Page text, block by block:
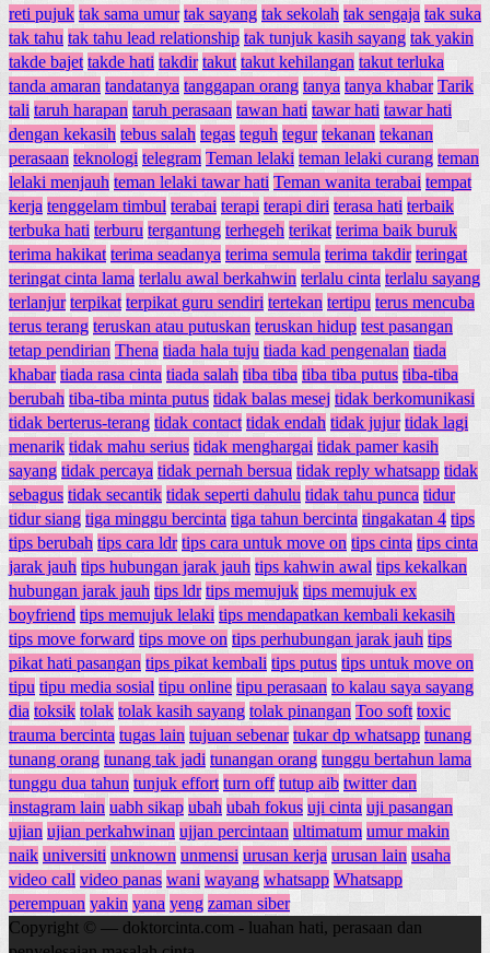
reti pujuk tak sama umur tak sayang tak sekolah tak sengaja tak suka
tak tahu tak tahu lead relationship tak tunjuk kasih sayang tak yakin
takde bajet takde hati takdir takut takut kehilangan takut terluka
tanda amaran tandatanya tanggapan orang tanya tanya khabar Tarik
tali taruh harapan taruh perasaan tawan hati tawar hati tawar hati
dengan kekasih tebus salah tegas teguh tegur tekanan tekanan
perasaan teknologi telegram Teman lelaki teman lelaki curang teman
lelaki menjauh teman lelaki tawar hati Teman wanita terabai tempat
kerja tenggelam timbul terabai terapi terapi diri terasa hati terbaik
terbuka hati terburu tergantung terhegeh terikat terima baik buruk
terima hakikat terima seadanya terima semula terima takdir teringat
teringat cinta lama terlalu awal berkahwin terlalu cinta terlalu sayang
terlanjur terpikat terpikat guru sendiri tertekan tertipu terus mencuba
terus terang teruskan atau putuskan teruskan hidup test pasangan
tetap pendirian Thena tiada hala tuju tiada kad pengenalan tiada
khabar tiada rasa cinta tiada salah tiba tiba tiba tiba putus tiba-tiba
berubah tiba-tiba minta putus tidak balas mesej tidak berkomunikasi
tidak berterus-terang tidak contact tidak endah tidak jujur tidak lagi
menarik tidak mahu serius tidak menghargai tidak pamer kasih
sayang tidak percaya tidak pernah bersua tidak reply whatsapp tidak
sebagus tidak secantik tidak seperti dahulu tidak tahu punca tidur
tidur siang tiga minggu bercinta tiga tahun bercinta tingakatan 4 tips
tips berubah tips cara ldr tips cara untuk move on tips cinta tips cinta
jarak jauh tips hubungan jarak jauh tips kahwin awal tips kekalkan
hubungan jarak jauh tips ldr tips memujuk tips memujuk ex
boyfriend tips memujuk lelaki tips mendapatkan kembali kekasih
tips move forward tips move on tips perhubungan jarak jauh tips
pikat hati pasangan tips pikat kembali tips putus tips untuk move on
tipu tipu media sosial tipu online tipu perasaan to kalau saya sayang
dia toksik tolak tolak kasih sayang tolak pinangan Too soft toxic
trauma bercinta tugas lain tujuan sebenar tukar dp whatsapp tunang
tunang orang tunang tak jadi tunangan orang tunggu bertahun lama
tunggu dua tahun tunjuk effort turn off tutup aib twitter dan
instagram lain uabh sikap ubah ubah fokus uji cinta uji pasangan
ujian ujian perkahwinan ujjan percintaan ultimatum umur makin
naik universiti unknown unmensi urusan kerja urusan lain usaha
video call video panas wani wayang whatsapp Whatsapp
perempuan yakin yana yeng zaman siber
Copyright © — doktorcinta.com - luahan hati, perasaan dan